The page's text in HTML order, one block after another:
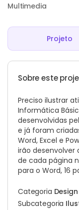
Multimedia
Projeto
Sobre este
Preciso ilustrar
Informática
desenvolvidas
e já foram
Word, Excel e
irão desenvolver
de cada página
para o Word, 16
Categoria
Subcategoria